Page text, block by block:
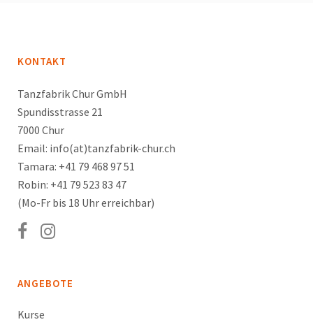
KONTAKT
Tanzfabrik Chur GmbH
Spundisstrasse 21
7000 Chur
Email: info(at)tanzfabrik-chur.ch
Tamara: +41 79 468 97 51
Robin: +41 79 523 83 47
(Mo-Fr bis 18 Uhr erreichbar)
ANGEBOTE
Kurse